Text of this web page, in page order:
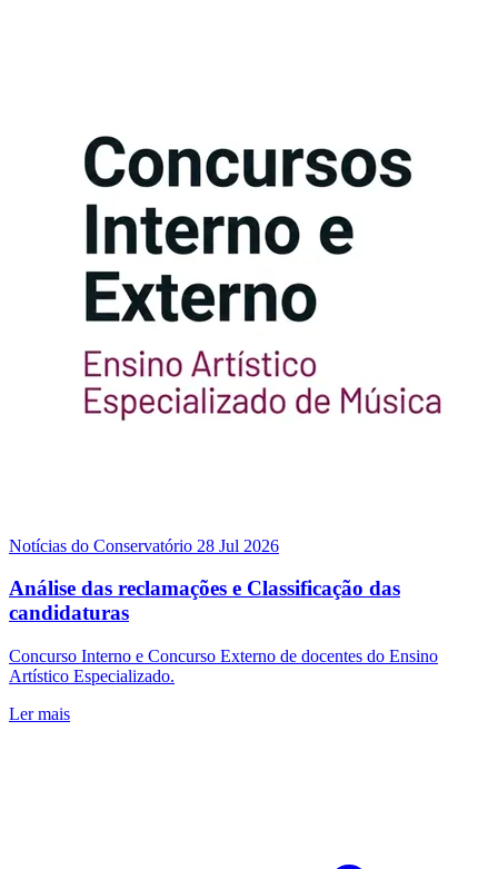
Notícias do Conservatório 28 Jul 2026
Análise das reclamações e Classificação das
candidaturas
Concurso Interno e Concurso Externo de docentes do Ensino
Artístico Especializado.
Ler mais